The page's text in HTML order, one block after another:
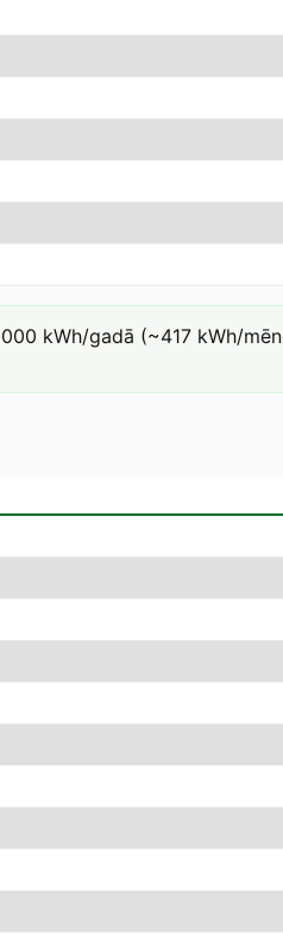
kWh/gadā (~417 kWh/